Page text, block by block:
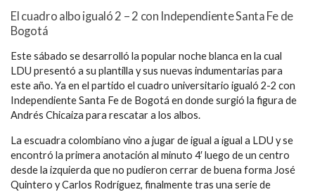
El cuadro albo igualó 2 – 2 con Independiente Santa Fe de
Bogotá
Este sábado se desarrolló la popular noche blanca en la cual
LDU presentó a su plantilla y sus nuevas indumentarias para
este año. Ya en el partido el cuadro universitario igualó 2-2 con
Independiente Santa Fe de Bogotá en donde surgió la figura de
Andrés Chicaiza para rescatar a los albos.
La escuadra colombiano vino a jugar de igual a igual a LDU y se
encontró la primera anotación al minuto 4′ luego de un centro
desde la izquierda que no pudieron cerrar de buena forma José
Quintero y Carlos Rodríguez, finalmente tras una serie de